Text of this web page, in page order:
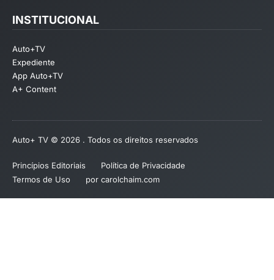
INSTITUCIONAL
Auto+TV
Expediente
App Auto+TV
A+ Content
Auto+ TV © 2026 . Todos os direitos reservados
Princípios Editoriais
Política de Privacidade
Termos de Uso
por carolchaim.com